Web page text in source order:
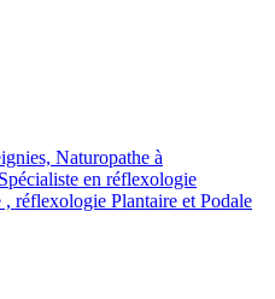
Naturopathe à
en réflexologie
réflexologie Plantaire et Podale